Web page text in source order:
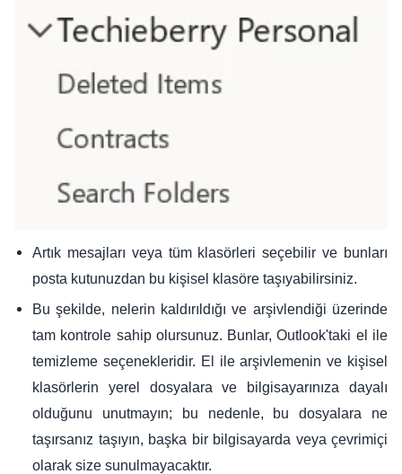
Artık mesajları veya tüm klasörleri seçebilir ve bunları
posta kutunuzdan bu kişisel klasöre taşıyabilirsiniz.
Bu şekilde, nelerin kaldırıldığı ve arşivlendiği üzerinde
tam kontrole sahip olursunuz. Bunlar, Outlook'taki el ile
temizleme seçenekleridir. El ile arşivlemenin ve kişisel
klasörlerin yerel dosyalara ve bilgisayarınıza dayalı
olduğunu unutmayın; bu nedenle, bu dosyalara ne
taşırsanız taşıyın, başka bir bilgisayarda veya çevrimiçi
olarak size sunulmayacaktır.